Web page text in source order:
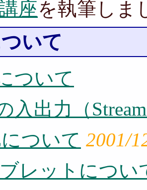
座を執筆しま
いて
ついて
入出力（
ついて 2001/
レットについ